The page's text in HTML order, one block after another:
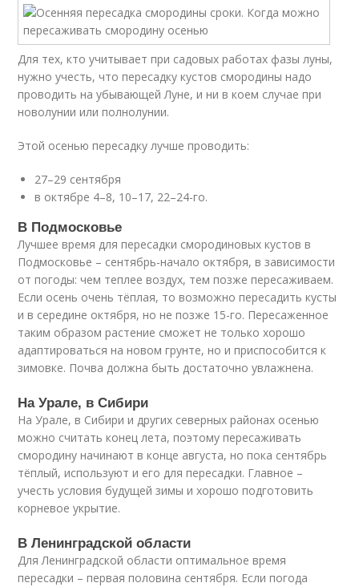
Для тех, кто учитывает при садовых работах фазы луны,
нужно учесть, что пересадку кустов смородины надо
проводить на убывающей Луне, и ни в коем случае при
новолунии или полнолунии.
Этой осенью пересадку лучше проводить:
27–29 сентября
в октябре 4–8, 10–17, 22–24-го.
В Подмосковье
Лучшее время для пересадки смородиновых кустов в
Подмосковье – сентябрь-начало октября, в зависимости
от погоды: чем теплее воздух, тем позже пересаживаем.
Если осень очень тёплая, то возможно пересадить кусты
и в середине октября, но не позже 15-го. Пересаженное
таким образом растение сможет не только хорошо
адаптироваться на новом грунте, но и приспособится к
зимовке. Почва должна быть достаточно увлажнена.
На Урале, в Сибири
На Урале, в Сибири и других северных районах осенью
можно считать конец лета, поэтому пересаживать
смородину начинают в конце августа, но пока сентябрь
тёплый, используют и его для пересадки. Главное –
учесть условия будущей зимы и хорошо подготовить
корневое укрытие.
В Ленинградской области
Для Ленинградской области оптимальное время
пересадки – первая половина сентября. Если погода